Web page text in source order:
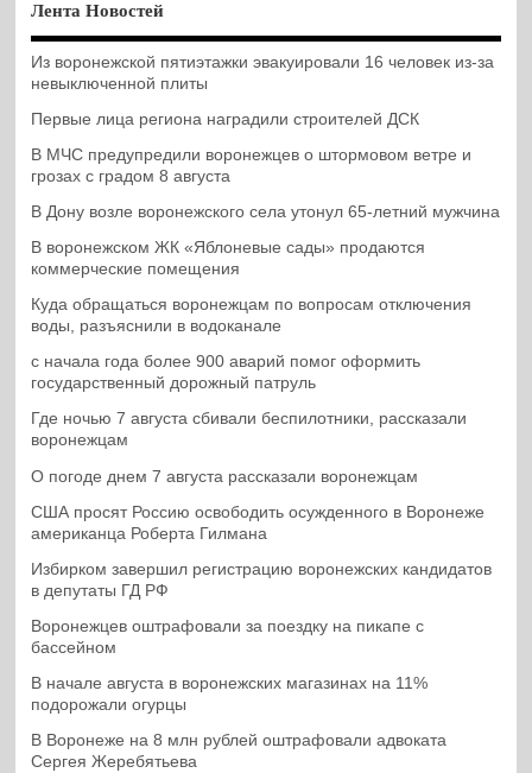
Лента Новостей
Из воронежской пятиэтажки эвакуировали 16 человек из-за
невыключенной плиты
Первые лица региона наградили строителей ДСК
В МЧС предупредили воронежцев о штормовом ветре и
грозах с градом 8 августа
В Дону возле воронежского села утонул 65-летний мужчина
В воронежском ЖК «Яблоневые сады» продаются
коммерческие помещения
Куда обращаться воронежцам по вопросам отключения
воды, разъяснили в водоканале
с начала года более 900 аварий помог оформить
государственный дорожный патруль
Где ночью 7 августа сбивали беспилотники, рассказали
воронежцам
О погоде днем 7 августа рассказали воронежцам
США просят Россию освободить осужденного в Воронеже
американца Роберта Гилмана
Избирком завершил регистрацию воронежских кандидатов
в депутаты ГД РФ
Воронежцев оштрафовали за поездку на пикапе с
бассейном
В начале августа в воронежских магазинах на 11%
подорожали огурцы
В Воронеже на 8 млн рублей оштрафовали адвоката
Сергея Жеребятьева